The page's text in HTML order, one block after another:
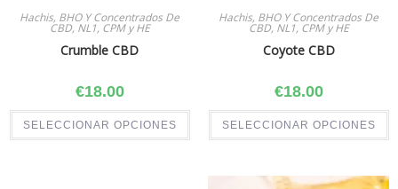
Hachis, BHO Y Concentrados De
CBD, NL1, CPM y HE
Crumble CBD
€18.00
SELECCIONAR OPCIONES
Hachis, BHO Y Concentrados De
CBD, NL1, CPM y HE
Coyote CBD
€18.00
SELECCIONAR OPCIONES